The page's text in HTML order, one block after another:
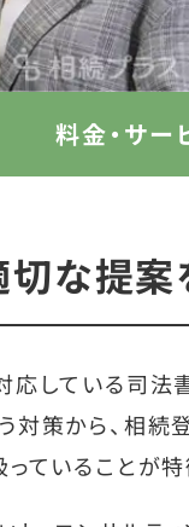
料金・サー
な提
している司法
対策から、相続
ていることが特